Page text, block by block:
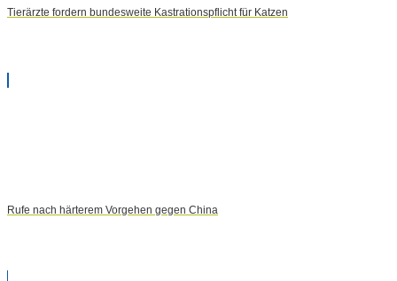
Tierärzte fordern bundesweite Kastrationspflicht für Katzen
Rufe nach härterem Vorgehen gegen China